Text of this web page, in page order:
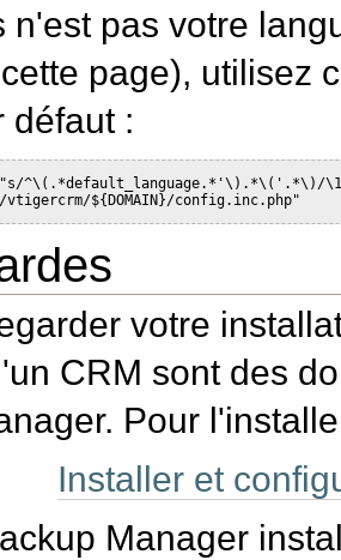
n'est pas votre
page), utilisez
défaut :
e "s/
vtigercrm/${DOMAIN}/config.inc.php"
votre
CRM sont des
Pour
Installer et
Manager